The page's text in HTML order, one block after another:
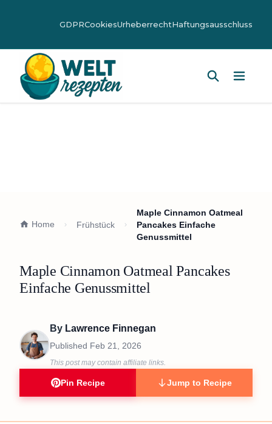
GDPRCookiesUrheberrechtHaftungsausschluss
Home Frühstück
Maple Cinnamon Oatmeal
Pancakes Einfache
Genussmittel
Maple Cinnamon Oatmeal Pancakes
Einfache Genussmittel
By Lawrence Finnegan
Published Feb 21, 2026
This post may contain affiliate links.
Pin Recipe Jump to Recipe